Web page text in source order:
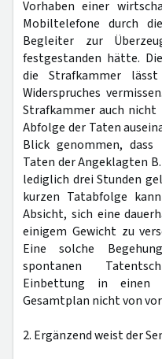
Vorhaben einer
Mobiltelefone durch
Begleiter zur
festgestanden hätte.
die Strafkammer
Widerspruches
Strafkammer auch
Abfolge der Taten
Blick genommen, dass
Taten der Angeklagten
lediglich drei Stunden
kurzen Tatabfolge
Absicht, sich eine
einigem Gewicht zu
Eine solche
spontanen
Einbettung in einen
Gesamtplan nicht von
2. Ergänzend weist der